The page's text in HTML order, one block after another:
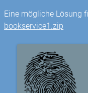
Eine mögliche Lösung
bookservice1.zip